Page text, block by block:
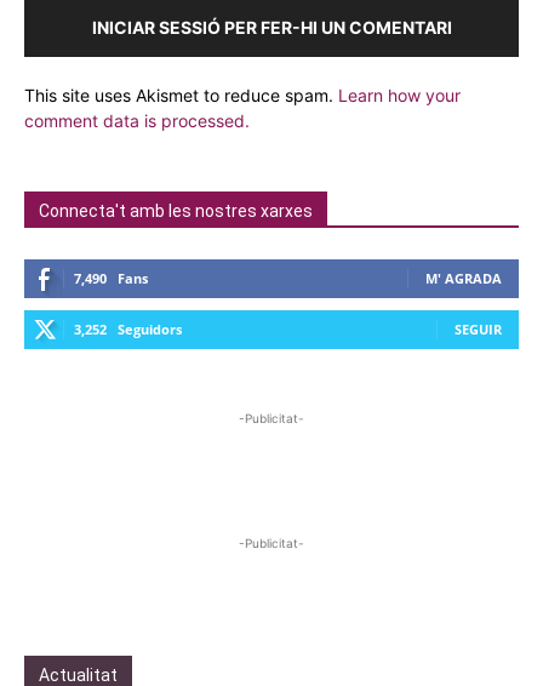
INICIAR SESSIÓ PER FER-HI UN COMENTARI
This site uses Akismet to reduce spam. Learn how your
comment data is processed.
Connecta't amb les nostres xarxes
7,490 Fans M' AGRADA
3,252 Seguidors SEGUIR
-Publicitat-
-Publicitat-
Actualitat